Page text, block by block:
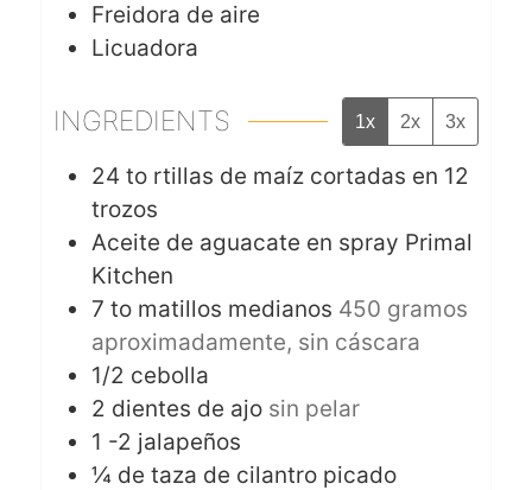
Freidora de aire
Licuadora
INGREDIENTS 1x 2x 3x
24 to rtillas de maíz cortadas en 12
trozos
Aceite de aguacate en spray Primal
Kitchen
7 to matillos medianos 450 gramos
aproximadamente, sin cáscara
1/2 cebolla
2 dientes de ajo sin pelar
1 -2 jalapeños
¼ de taza de cilantro picado